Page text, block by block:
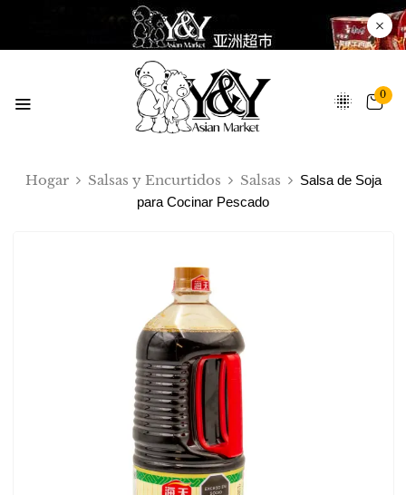
0
Hogar Salsas y Encurtidos Salsas
Salsa de Soja
para Cocinar Pescado